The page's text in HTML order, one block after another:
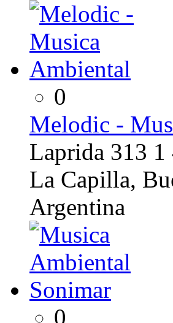
0
Melodic -
Laprida 313 1
La Capilla,
Argentina
0